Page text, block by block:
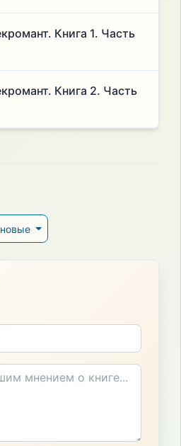
Книга 1. Часть
Книга 2. Часть
новые